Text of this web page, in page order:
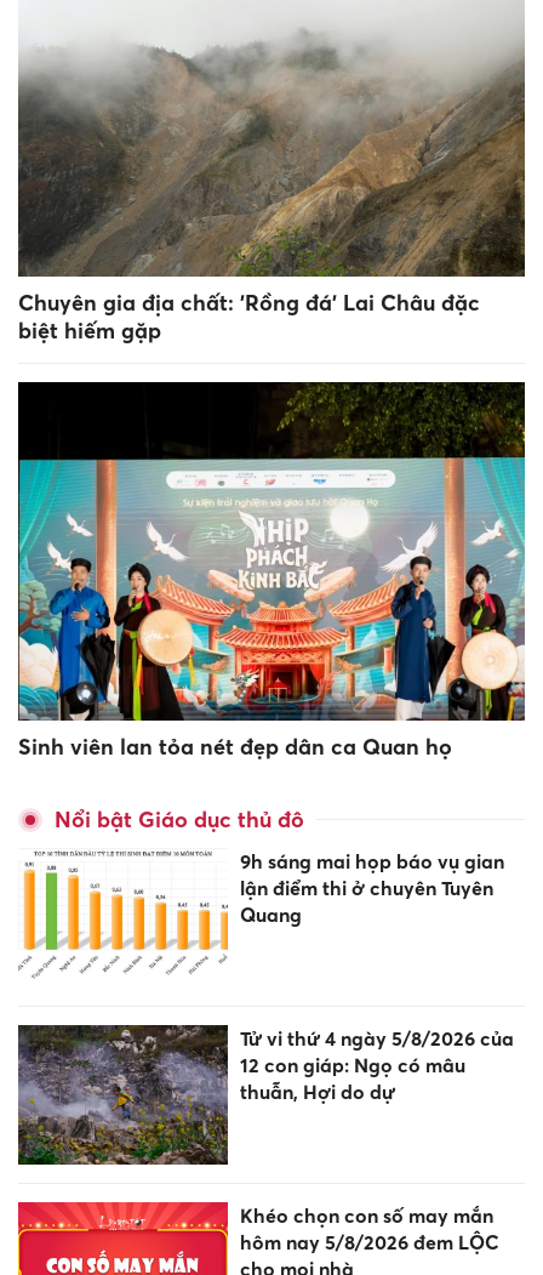
Chuyên gia địa chất: 'Rồng đá' Lai Châu đặc
biệt hiếm gặp
Sinh viên lan tỏa nét đẹp dân ca Quan họ
Nổi bật Giáo dục thủ đô
9h sáng mai họp báo vụ gian
lận điểm thi ở chuyên Tuyên
Quang
Tử vi thứ 4 ngày 5/8/2026 của
12 con giáp: Ngọ có mâu
thuẫn, Hợi do dự
Khéo chọn con số may mắn
hôm nay 5/8/2026 đem LỘC
cho mọi nhà